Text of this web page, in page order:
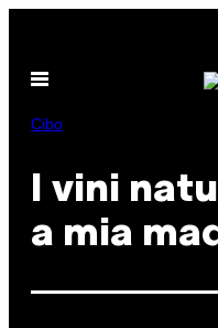
contenuto
Apri
Cibo
I vini
a mia